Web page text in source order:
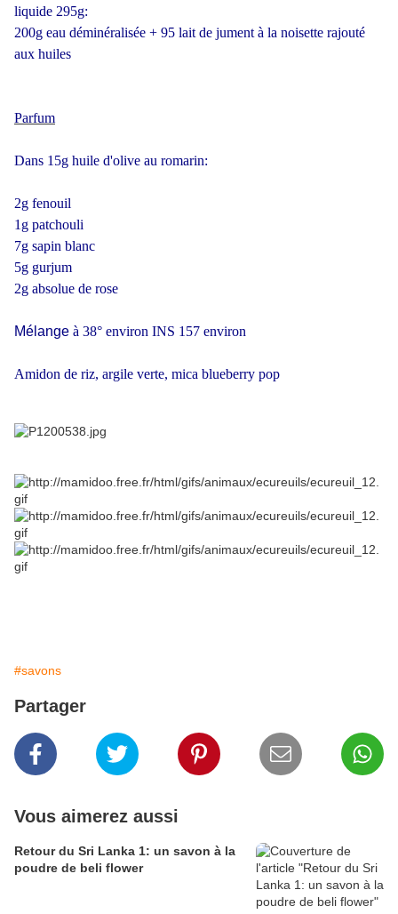
liquide 295g:
200g eau déminéralisée + 95 lait de jument à la noisette rajouté
aux huiles
Parfum
Dans 15g huile d'olive au romarin:
2g fenouil
1g patchouli
7g sapin blanc
5g gurjum
2g absolue de rose
Mélange à 38° environ INS 157 environ
Amidon de riz, argile verte, mica blueberry pop
#savons
Partager
Vous aimerez aussi
Retour du Sri Lanka 1: un savon à la
poudre de beli flower